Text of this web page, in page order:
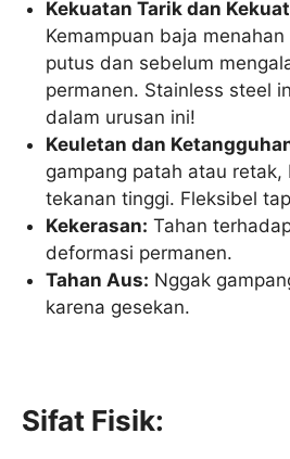
Kekuatan Tarik dan
Kemampuan baja
putus dan sebelum
permanen. Stainless steel
dalam urusan ini!
Keuletan dan
gampang patah atau
tekanan tinggi. Fleksibel
Kekerasan: Tahan
deformasi permanen.
Tahan Aus: Nggak
karena gesekan.
Sifat Fisik: